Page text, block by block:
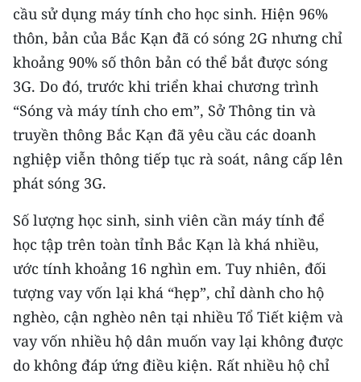
cầu sử dụng máy tính cho học sinh. Hiện 96%
thôn, bản của Bắc Kạn đã có sóng 2G nhưng chỉ
khoảng 90% số thôn bản có thể bắt được sóng
3G. Do đó, trước khi triển khai chương trình
“Sóng và máy tính cho em”, Sở Thông tin và
truyền thông Bắc Kạn đã yêu cầu các doanh
nghiệp viễn thông tiếp tục rà soát, nâng cấp lên
phát sóng 3G.
Số lượng học sinh, sinh viên cần máy tính để
học tập trên toàn tỉnh Bắc Kạn là khá nhiều,
ước tính khoảng 16 nghìn em. Tuy nhiên, đối
tượng vay vốn lại khá “hẹp”, chỉ dành cho hộ
nghèo, cận nghèo nên tại nhiều Tổ Tiết kiệm và
vay vốn nhiều hộ dân muốn vay lại không được
do không đáp ứng điều kiện. Rất nhiều hộ chỉ